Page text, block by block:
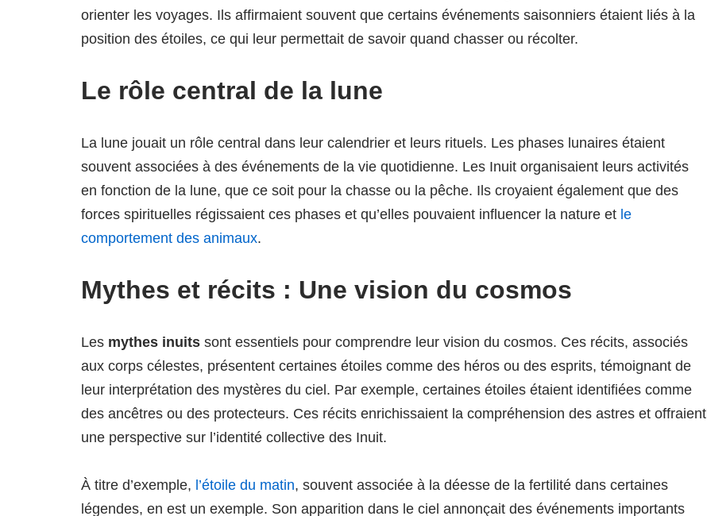
orienter les voyages. Ils affirmaient souvent que certains événements saisonniers étaient liés à la
position des étoiles, ce qui leur permettait de savoir quand chasser ou récolter.
Le rôle central de la lune
La lune jouait un rôle central dans leur calendrier et leurs rituels. Les phases lunaires étaient
souvent associées à des événements de la vie quotidienne. Les Inuit organisaient leurs activités
en fonction de la lune, que ce soit pour la chasse ou la pêche. Ils croyaient également que des
forces spirituelles régissaient ces phases et qu’elles pouvaient influencer la nature et le
comportement des animaux.
Mythes et récits : Une vision du cosmos
Les mythes inuits sont essentiels pour comprendre leur vision du cosmos. Ces récits, associés
aux corps célestes, présentent certaines étoiles comme des héros ou des esprits, témoignant de
leur interprétation des mystères du ciel. Par exemple, certaines étoiles étaient identifiées comme
des ancêtres ou des protecteurs. Ces récits enrichissaient la compréhension des astres et offraient
une perspective sur l’identité collective des Inuit.
À titre d’exemple, l’étoile du matin, souvent associée à la déesse de la fertilité dans certaines
légendes, en est un exemple. Son apparition dans le ciel annonçait des événements importants